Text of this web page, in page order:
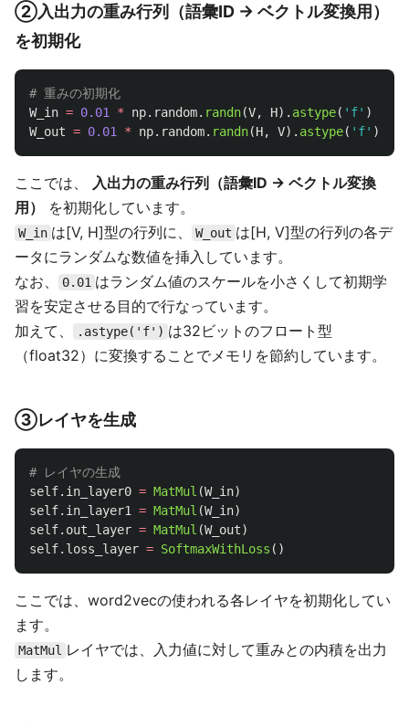
②入出力の重み行列（語彙ID → ベクトル変換用）
を初期化
W_in = 0.01 * np. random. randn(V, H). astype( ' f' )
W_out = 0.01 * np. random. randn(H, V). astype( ' f' )
ここでは、 入出力の重み行列（語彙ID → ベクトル変換
用）
を初期化しています。
W_in は[V, H]型の行列に、 W_out は[H, V]型の行列の各デ
ータにランダムな数値を挿入しています。
なお、
0.01 はランダム値のスケールを小さくして初期学
習を安定させる目的で行なっています。
加えて、
.astype('f') は32ビットのフロート型
（float32）に変換することでメモリを節約しています。
③レイヤを生成
self. in_layer0 = MatMul (W_in)
self. in_layer1 = MatMul (W_in)
self. out_layer = MatMul (W_out)
self. loss_layer = SoftmaxWithLoss ()
ここでは、word2vecの使われる各レイヤを初期化してい
ます。
MatMul レイヤでは、入力値に対して重みとの内積を出力
します。